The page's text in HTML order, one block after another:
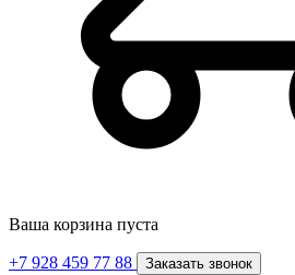
Ваша корзина пуста
+7 928 459 77 88 Заказать звонок